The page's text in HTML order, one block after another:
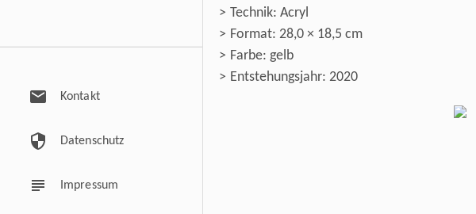
mail Kontakt
security Datenschutz
subject Impressum
Technik: Acryl
Format: 28,0 × 18,5 cm
Farbe: gelb
Entstehungsjahr: 2020